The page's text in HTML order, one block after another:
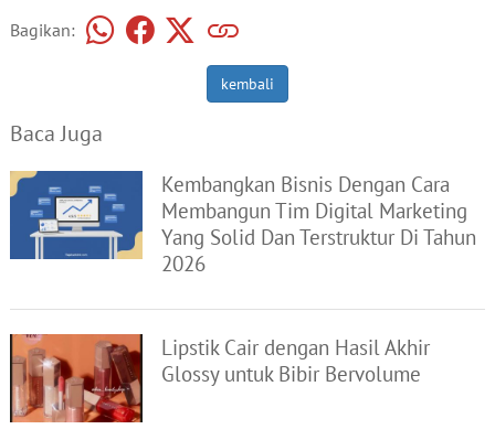
Bagikan:
kembali
Baca Juga
Kembangkan Bisnis Dengan Cara
Membangun Tim Digital Marketing
Yang Solid Dan Terstruktur Di Tahun
2026
Lipstik Cair dengan Hasil Akhir
Glossy untuk Bibir Bervolume